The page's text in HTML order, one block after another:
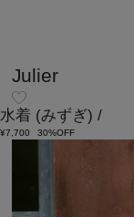
Julier
水着 (みずぎ) /
¥7,700 30%OFF